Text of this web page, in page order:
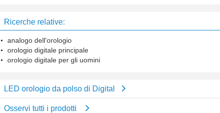
Ricerche relative:
analogo dell'orologio
orologio digitale principale
orologio digitale per gli uomini
LED orologio da polso di Digital
Osservi tutti i prodotti